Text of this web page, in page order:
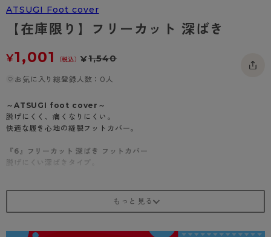
- 柄タイツ
- ひざ下丈タイツ
- 着圧タイツ
ソックス・靴下
- ガードル・補正ショーツ
肌着・インナー
- 長袖（七分袖以上）
- タンクトップ
- カップ付きインナー
- スポーツボトムス
雑貨・小物
ボクサー
BT
スクールタイム
みんなの、みんなの。
CLINICAL
ハイジュニ
お支払い方法について
配送方法について
返品・交換について
お問い合わせについて
ATSUGI Foot cover
【在庫限り】フリーカット 深ばき
¥1,001 （税込） ¥1,540
お気に入り総登録人数：0人
～ATSUGI foot cover～
脱げにくく、痛くなりにくい。
快適な履き心地の縫製フットカバー。
『6』フリーカット 深ばき フットカバー
脱げにくい深ばきタイプ。
靴とフットカバーの間に生じる、横縦どちらの摩擦にも強い形であるスク
Point2：フラットなM縫い縫製